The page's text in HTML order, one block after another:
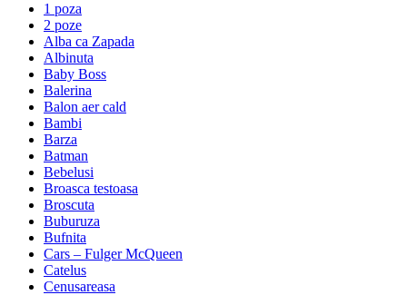
1 poza
2 poze
Alba ca Zapada
Albinuta
Baby Boss
Balerina
Balon aer cald
Bambi
Barza
Batman
Bebelusi
Broasca testoasa
Broscuta
Buburuza
Bufnita
Cars – Fulger McQueen
Catelus
Cenusareasa